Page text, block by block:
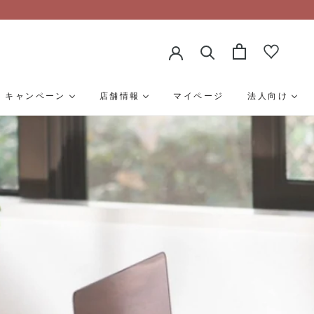
キャンペーン 店舗情報 マイページ 法人向け